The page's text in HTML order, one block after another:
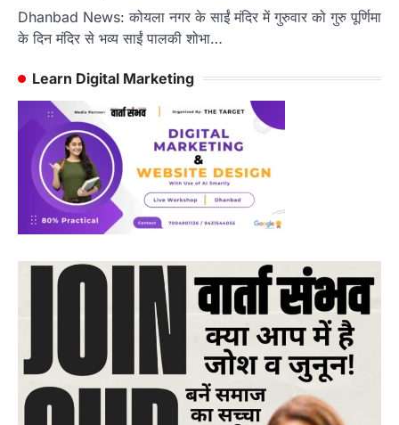
Dhanbad News: कोयला नगर के साईं मंदिर में गुरुवार को गुरु पूर्णिमा
के दिन मंदिर से भव्य साईं पालकी शोभा…
Learn Digital Marketing